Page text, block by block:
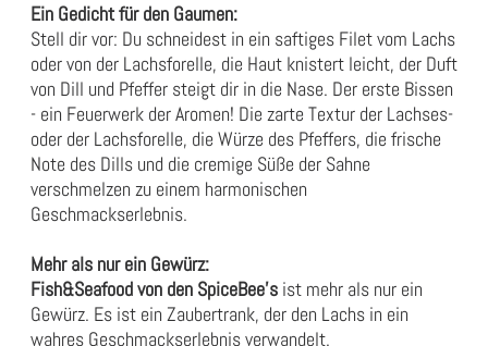
Ein Gedicht für den Gaumen:
Stell dir vor: Du schneidest in ein saftiges Filet vom Lachs
oder von der Lachsforelle, die Haut knistert leicht, der Duft
von Dill und Pfeffer steigt dir in die Nase. Der erste Bissen
- ein Feuerwerk der Aromen! Die zarte Textur der Lachses-
oder der Lachsforelle, die Würze des Pfeffers, die frische
Note des Dills und die cremige Süße der Sahne
verschmelzen zu einem harmonischen
Geschmackserlebnis.
Mehr als nur ein Gewürz:
Fish&Seafood von den SpiceBee's ist mehr als nur ein
Gewürz. Es ist ein Zaubertrank, der den Lachs in ein
wahres Geschmackserlebnis verwandelt.